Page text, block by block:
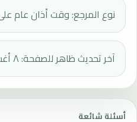
نوع المرجع: وقت أذان عام
آخر تحديث ظاهر للصفحة: ٨ أغسطس ٢٠٢٦ في ١٢:٣٤ ص.
أسئلة شائعة